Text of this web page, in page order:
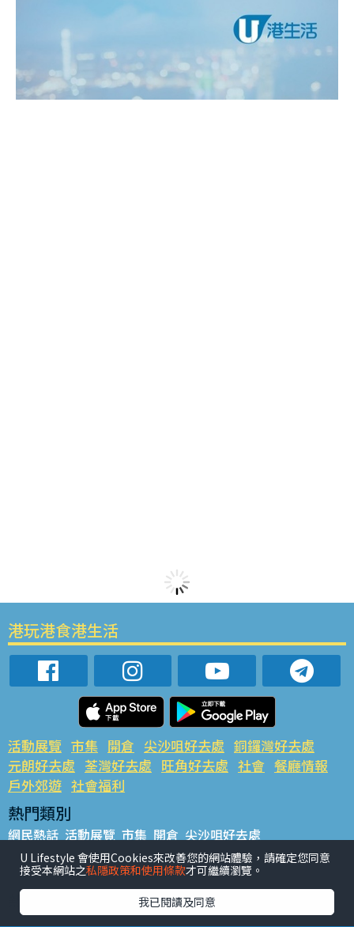
港玩港食港生活
活動展覽 市集 開倉 尖沙咀好去處 銅鑼灣好去處
元朗好去處 荃灣好去處 旺角好去處 社會 餐廳情報
戶外郊遊 社會福利
熱門類別
網民熱話 活動展覽 市集 開倉 尖沙咀好去處
銅鑼灣好去處 元朗好去處 荃灣好去處 旺角好去處 社會
餐廳情報 戶外郊遊
熱門標籤
#UGO搵好去處 #人氣活動推介 #美食社群熱話
U Lifestyle 會使用Cookies來改善您的網站體驗，請確定您同意
接受本網站之私隱政策和使用條款才可繼續瀏覽。
我已閱讀及同意